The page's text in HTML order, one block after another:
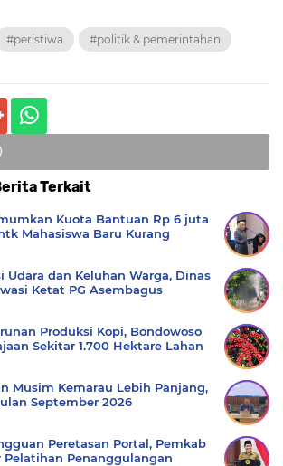
#peristiwa #politik & pemerintahan
Terkait
Kuota Bantuan Rp 6 juta
Mahasiswa Baru Kurang
Udara dan Keluhan Warga, Dinas
Ketat PG Asembagus
Produksi Kopi, Bondowoso
Sekitar 1.700 Hektare Lahan
Musim Kemarau Lebih Panjang,
September 2026
Peretasan Portal, Pemkab
Pelatihan Penanggulangan